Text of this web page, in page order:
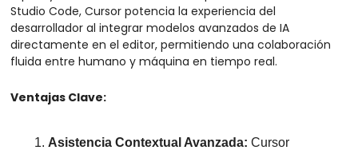
Studio Code, Cursor potencia la experiencia del
desarrollador al integrar modelos avanzados de IA
directamente en el editor, permitiendo una colaboración
fluida entre humano y máquina en tiempo real.
Ventajas Clave:
Asistencia Contextual Avanzada: Cursor